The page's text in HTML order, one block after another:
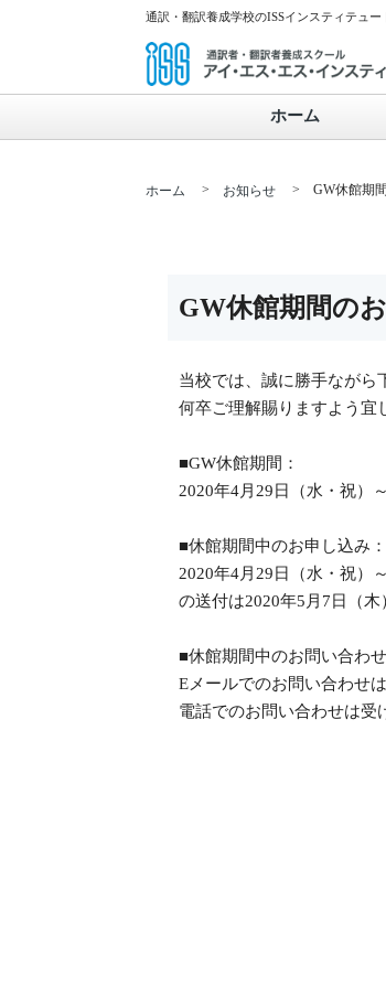
通訳・翻訳養成学校のISSインスティテュ
ホーム
ホーム > お知らせ > GW休館期間
GW休館期間の
当校では、誠に勝手ながら
何卒ご理解賜りますよう宜
■GW休館期間：
2020年4月29日（水・祝）
■休館期間中のお申し込み：
2020年4月29日（水・祝）
の送付は2020年5月7日（木
■休館期間中のお問い合わせ
Eメールでのお問い合わせ
電話でのお問い合わせは受